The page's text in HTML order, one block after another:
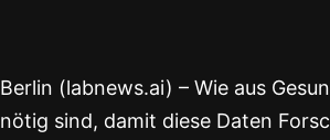
Berlin (labnews.ai) – Wie aus
nötig sind, damit diese Daten